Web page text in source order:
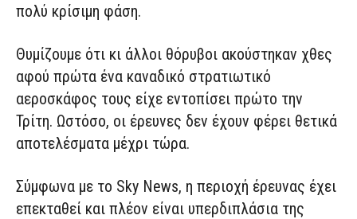
πολύ κρίσιμη φάση.
Θυμίζουμε ότι κι άλλοι θόρυβοι ακούστηκαν χθες
αφού πρώτα ένα καναδικό στρατιωτικό
αεροσκάφος τους είχε εντοπίσει πρώτο την
Τρίτη. Ωστόσο, οι έρευνες δεν έχουν φέρει θετικά
αποτελέσματα μέχρι τώρα.
Σύμφωνα με το Sky News, η περιοχή έρευνας έχει
επεκταθεί και πλέον είναι υπερδιπλάσια της